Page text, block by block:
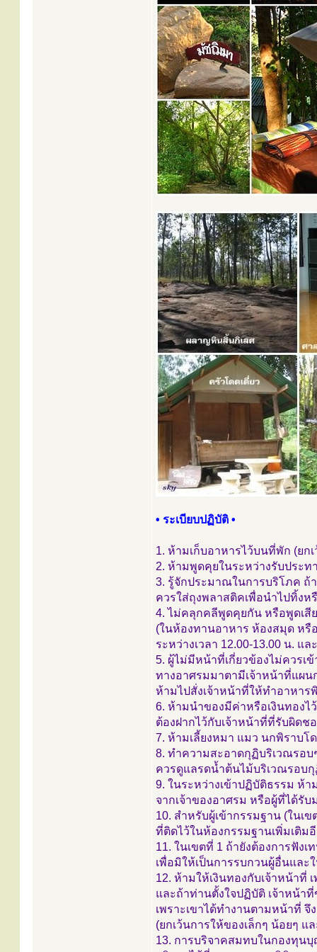
• ระเบียบปฏิบัติ •
1. ห้ามเก็บอาหารไว้บนที่พัก (ย
2. ห้ามพูดคุยในระหว่างรับประ
3. รู้จักประมาณในการบริโภค ถ้
ควรใส่ถุงพลาสติคเพื่อนำไปทิ้งห
4. ไม่คลุกคลีพูดคุยกัน หรือพูดเสี
(ในห้องทานอาหาร ห้องสมุด หรื
ระหว่างเวลา 12.00-13.00 น. แล
5. ผู้ไม่มีหน้าที่เกี่ยวข้องไม่ควรเ
ทางอาศรมมาตามีเจ้าหน้าที่แผน
ห้ามไปสั่งเจ้าหน้าที่ให้ทำอาหาร
6. ห้ามนำของมีค่าหรือเงินทอง
ต้องฝากไว้กับเจ้าหน้าที่ที่รับผิด
7. ห้ามเลี้ยงหมา แมว นกพิราบโ
8. ทำความสะอาดกุฏิบริเวณรอ
ควรดูแลรดน้ำต้นไม้บริเวณรอบ
9. ในระหว่างเข้าปฏิบัติธรรม ห้
จากเจ้าของอาศรม หรือผู้ที่ได้รั
10. สำหรับผู้เข้ากรรมฐาน (ในเ
ที่ติดไว้ในห้องกรรมฐานเพิ่มเติม
11. ในเขตที่ 1 ถ้ายังต้องการฟัง
เพื่อมิให้เป็นการรบกวนผู้อื่นและ
12. ห้ามให้เงินทองกับเจ้าหน้า
และถ้าท่านตั้งใจปฏิบัติ เจ้าหน้า
เพราะเขาได้ทำงานตามหน้าที่
(ยกเว้นการให้ของเล็กๆ น้อยๆ
13. การบริจาคสมทบในกองทุน